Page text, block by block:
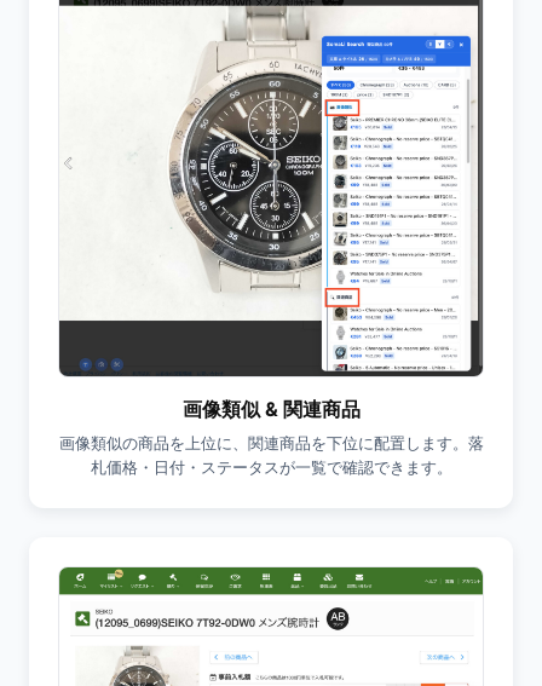
画像類似 & 関連商品
画像類似の商品を上位に、関連商品を下位に配置します。落
札価格・日付・ステータスが一覧で確認できます。